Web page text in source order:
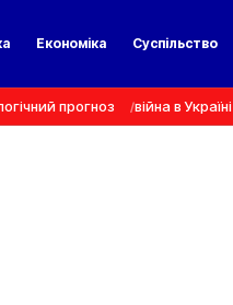
Економіка Суспільство
прогноз війна в Україні